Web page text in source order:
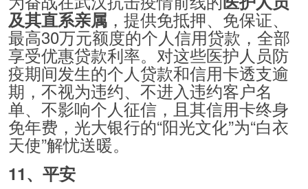
及其直系亲属，提供免抵押、免保证、
最高30万元额度的个人信用贷款，全部
享受优惠贷款利率。对这些医护人员防
疫期间发生的个人贷款和信用卡透支逾
期，不视为违约、不进入违约客户名
单、不影响个人征信，且其信用卡终身
免年费，光大银行的“阳光文化”为“白衣
天使”解忧送暖。
11、平安